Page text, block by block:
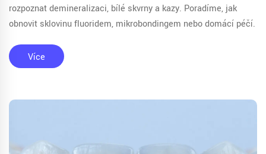
rozpoznat demineralizaci, bílé skvrny a kazy. Poradíme, jak
obnovit sklovinu fluoridem, mikrobondingem nebo domácí péčí.
Více